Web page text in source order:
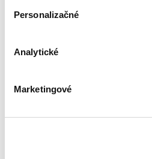
Personalizačné
Analytické
Marketingové